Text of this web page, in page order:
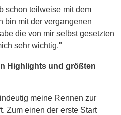
schon teilweise mit dem
bin mit der vergangenen
die von mir selbst gesetzten
sehr wichtig."
Highlights und größten
meine Rennen zur
Zum einen der erste Start